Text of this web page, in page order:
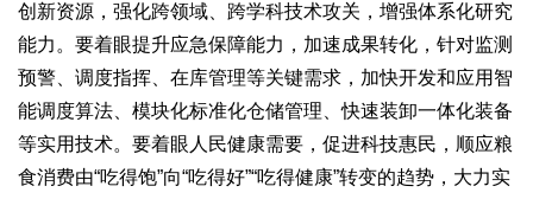
创新资源，强化跨领域、跨学科技术攻关，增强体系化研究
能力。要着眼提升应急保障能力，加速成果转化，针对监测
预警、调度指挥、在库管理等关键需求，加快开发和应用智
能调度算法、模块化标准化仓储管理、快速装卸一体化装备
等实用技术。要着眼人民健康需要，促进科技惠民，顺应粮
食消费由“吃得饱”向“吃得好”“吃得健康”转变的趋势，大力实